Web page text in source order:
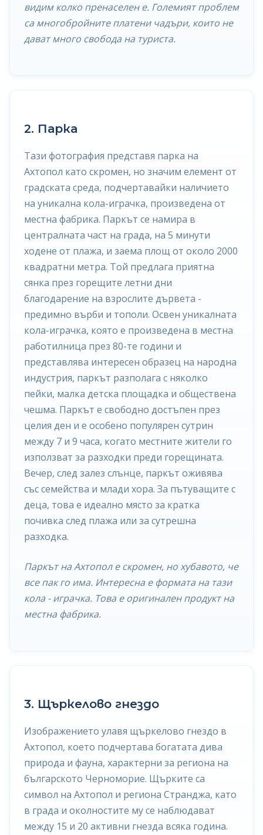
видим колко пренаселен е. Големият проблем
са многобройните платени чадъри, които не
дават много свобода на туриста.
2. Парка
Тази фотография представя парка на
Ахтопол като скромен, но значим елемент от
градската среда, подчертавайки наличието
на уникална кола-играчка, произведена от
местна фабрика. Паркът се намира в
централната част на града, на 5 минути
ходене от плажа, и заема площ от около 2000
квадратни метра. Той предлага приятна
сянка през горещите летни дни
благодарение на взрослите дървета -
предимно върби и тополи. Освен уникалната
кола-играчка, която е произведена в местна
работилница през 80-те години и
представлява интересен образец на народна
индустрия, паркът разполага с няколко
пейки, малка детска площадка и обществена
чешма. Паркът е свободно достъпен през
целия ден и е особено популярен сутрин
между 7 и 9 часа, когато местните жители го
използват за разходки преди горещината.
Вечер, след залез слънце, паркът оживява
със семейства и млади хора. За пътуващите с
деца, това е идеално място за кратка
почивка след плажа или за сутрешна
разходка.
Паркът на Ахтопол е скромен, но хубавото, че
все пак го има. Интересна е формата на тази
кола - играчка. Това е оригинален продукт на
местна фабрика.
3. Щъркелово гнездо
Изображението улавя щъркелово гнездо в
Ахтопол, което подчертава богатата дива
природа и фауна, характерни за региона на
българското Черноморие. Щърките са
символ на Ахтопол и региона Странджа, като
в града и околностите му се наблюдават
между 15 и 20 активни гнезда всяка година.